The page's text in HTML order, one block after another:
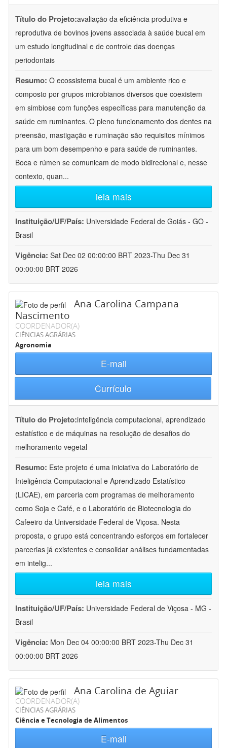
Título do Projeto:avaliação da eficiência produtiva e
reprodutiva de bovinos jovens associada à saúde bucal em
um estudo longitudinal e de controle das doenças
periodontais
Resumo: O ecossistema bucal é um ambiente rico e
composto por grupos microbianos diversos que coexistem
em simbiose com funções específicas para manutenção da
saúde em ruminantes. O pleno funcionamento dos dentes na
preensão, mastigação e ruminação são requisitos mínimos
para um bom desempenho e para saúde de ruminantes.
Boca e rúmen se comunicam de modo bidirecional e, nesse
contexto, quan...
leia mais
Instituição/UF/País: Universidade Federal de Goiás - GO -
Brasil
Vigência: Sat Dec 02 00:00:00 BRT 2023-Thu Dec 31
00:00:00 BRT 2026
Ana Carolina Campana
Nascimento
COORDENADOR(A)
CIÊNCIAS AGRÁRIAS
Agronomia
E-mail
Currículo
Título do Projeto:inteligência computacional, aprendizado
estatístico e de máquinas na resolução de desafios do
melhoramento vegetal
Resumo: Este projeto é uma iniciativa do Laboratório de
Inteligência Computacional e Aprendizado Estatístico
(LICAE), em parceria com programas de melhoramento
como Soja e Café, e o Laboratório de Biotecnologia do
Cafeeiro da Universidade Federal de Viçosa. Nesta
proposta, o grupo está concentrando esforços em fortalecer
parcerias já existentes e consolidar análises fundamentadas
em intelig...
leia mais
Instituição/UF/País: Universidade Federal de Viçosa - MG -
Brasil
Vigência: Mon Dec 04 00:00:00 BRT 2023-Thu Dec 31
00:00:00 BRT 2026
Ana Carolina de Aguiar
COORDENADOR(A)
CIÊNCIAS AGRÁRIAS
Ciência e Tecnologia de Alimentos
E-mail